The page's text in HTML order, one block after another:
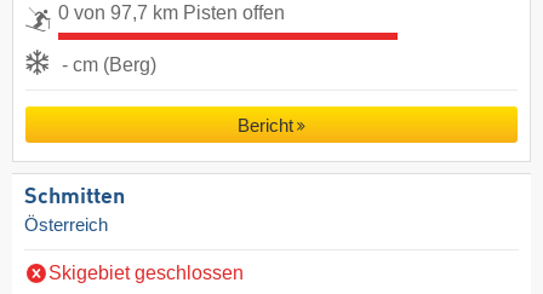
0 von 97,7 km Pisten offen
- cm (Berg)
Bericht
Schmitten
Österreich
Skigebiet geschlossen